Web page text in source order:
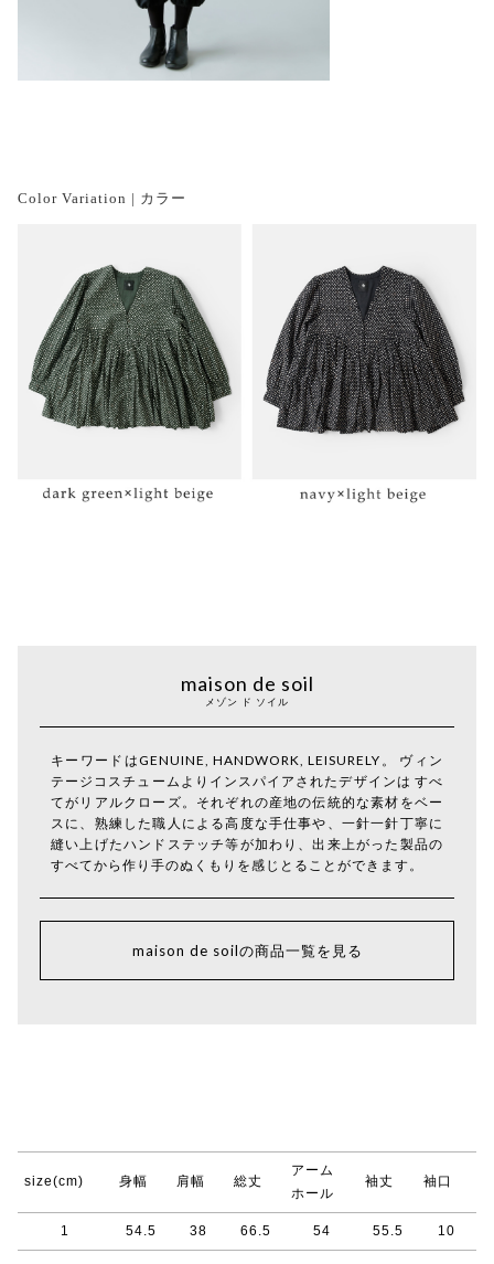
Color Variation | カラー
maison de soil
メゾン ド ソイル
キーワードはGENUINE, HANDWORK, LEISURELY。 ヴィン
テージコスチュームよりインスパイアされたデザインは すべ
てがリアルクローズ。それぞれの産地の伝統的な素材をベー
スに、熟練した職人による高度な手仕事や、一針一針丁寧に
縫い上げたハンドステッチ等が加わり、出来上がった製品の
すべてから作り手のぬくもりを感じとることができます。
maison de soilの商品一覧を見る
size(cm) 身幅 肩幅 総丈
アーム
ホール
袖丈 袖口
1 54.5 38 66.5 54 55.5 10